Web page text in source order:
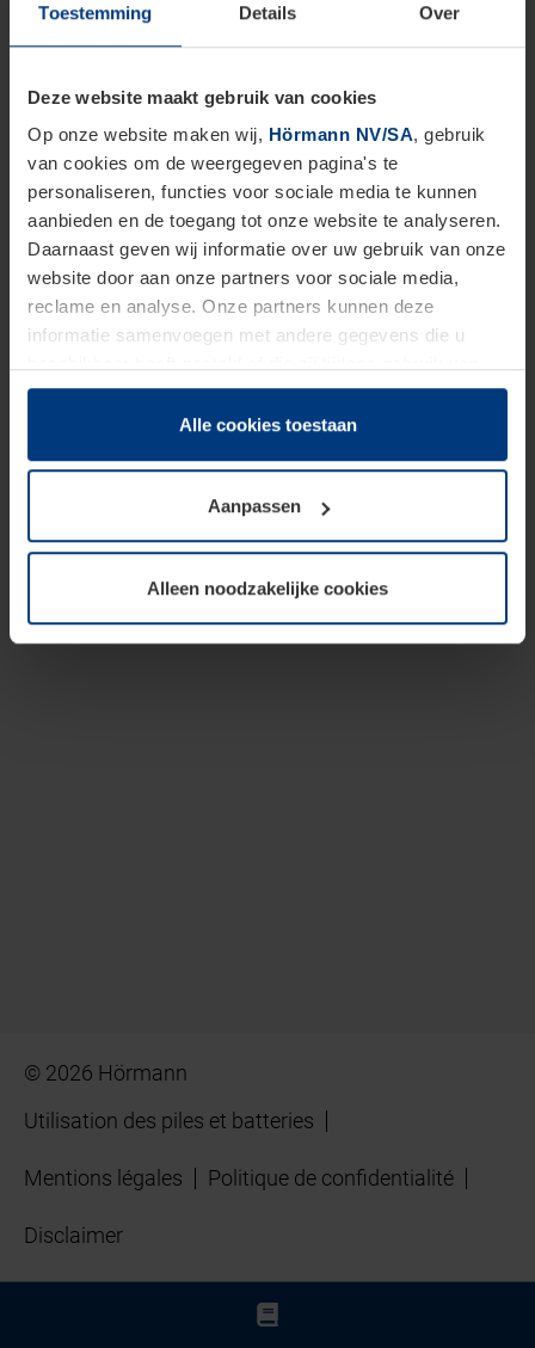
Toestemming Details Over
Deze website maakt gebruik van cookies
Op onze website maken wij, Hörmann NV/SA, gebruik
van cookies om de weergegeven pagina's te
personaliseren, functies voor sociale media te kunnen
aanbieden en de toegang tot onze website te analyseren.
Daarnaast geven wij informatie over uw gebruik van onze
website door aan onze partners voor sociale media,
reclame en analyse. Onze partners kunnen deze
informatie samenvoegen met andere gegevens die u
hun diensten hebben verzameld.
Juridisch hebben wij het recht om cookies op uw
van deze pagina's absoluut vereist is. Voor alle andere
soorten cookies is uw toestemming benodigd. Uw
toestemming kunt u op elk moment bij de uitleg van de
wijzigen of herroepen.
Alle cookies toestaan
Aanpassen
Alleen noodzakelijke cookies
© 2026 Hörmann
Utilisation des piles et batteries
Mentions légales Politique de confidentialité
Disclaimer